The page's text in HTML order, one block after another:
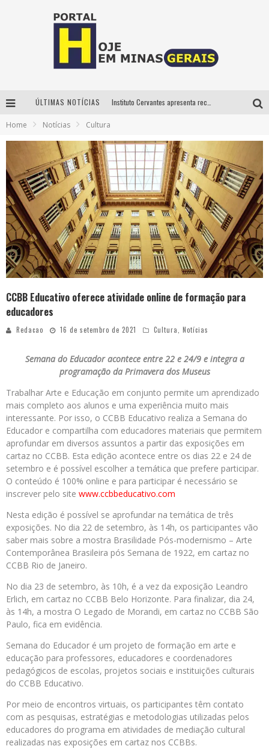
ÚLTIMAS NOTÍCIAS
Projeta Cultura abre inscrições gratuitas em São João del-Rei para oficinas de elaboração de projetos culturais e inteligência artificial
Home Notícias Cultura
CCBB Educativo oferece atividade online de formação para
educadores
Redacao 16 de setembro de 2021 Cultura, Notícias
Semana do Educador acontece entre 22 e 24/9 e integra a
programação da Primavera dos Museus
Trabalhar Arte e Educação em conjunto permite um aprendizado
mais completo aos alunos e uma experiência muito mais
interessante. Por isso, o CCBB Educativo realiza a Semana do
Educador e compartilha com educadores materiais que permitem
aprofundar em diversos assuntos a partir das exposições em
cartaz no CCBB. Esta edição acontece entre os dias 22 e 24 de
setembro e é possível escolher a temática que prefere participar.
O conteúdo é 100% online e para participar é necessário se
inscrever pelo site www.ccbbeducativo.com
Nesta edição é possível se aprofundar na temática de três
exposições. No dia 22 de setembro, às 14h, os participantes vão
saber mais sobre a mostra Brasilidade Pós-modernismo – Arte
Contemporânea Brasileira pós Semana de 1922, em cartaz no
CCBB Rio de Janeiro.
No dia 23 de setembro, às 10h, é a vez da exposição Leandro
Erlich, em cartaz no CCBB Belo Horizonte. Para finalizar, dia 24,
às 14h, a mostra O Legado de Morandi, em cartaz no CCBB São
Paulo, fica em evidência.
Semana do Educador é um projeto de formação em arte e
educação para professores, educadores e coordenadores
pedagógicos de escolas, projetos sociais e instituições culturais
do CCBB Educativo.
Por meio de encontros virtuais, os participantes têm contato
com as pesquisas, estratégias e metodologias utilizadas pelos
educadores do programa em atividades de mediação cultural
realizadas nas exposições em cartaz nos CCBBs.